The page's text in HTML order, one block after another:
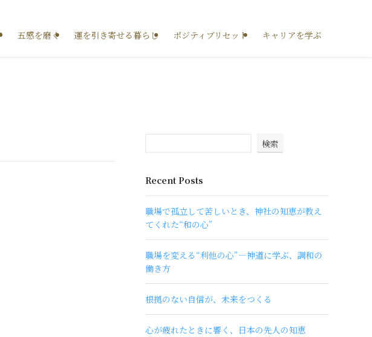
五感を磨く 運を引き寄せる暮らし ポジティブリセット キャリアを学ぶ
検索
Recent Posts
職場で孤立して苦しいとき、神社の知恵が教え
てくれた“和の心”
職場を変える“利他の心”―神道に学ぶ、調和の
働き方
根拠のない自信が、未来をつくる
心が疲れたときに響く、日本の先人の知恵